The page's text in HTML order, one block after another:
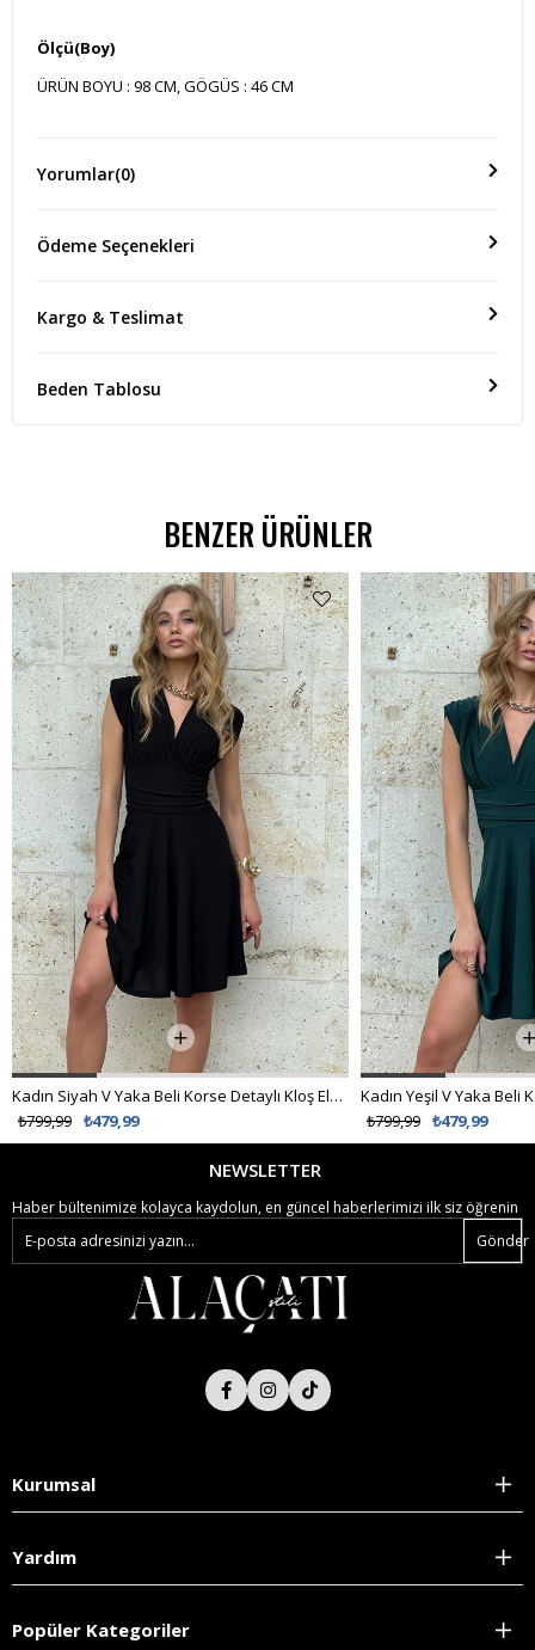
Ölçü(Boy)
ÜRÜN BOYU : 98 CM, GÖGÜS : 46 CM
Yorumlar(0)
Ödeme Seçenekleri
Kargo & Teslimat
Beden Tablosu
BENZER ÜRÜNLER
Kadın Siyah V Yaka Beli Korse Detaylı Kloş Elbise ALC-X12153
₺479,99
₺799,99 ₺479,99
₺799,99
NEWSLETTER
Haber bültenimize kolayca kaydolun, en güncel haberlerimizi ilk siz öğrenin
Gönder
Kurumsal
Yardım
Popüler Kategoriler